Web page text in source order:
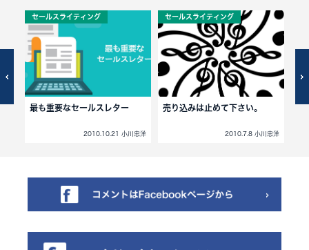
セールスライティング
最も重要なセールスレター
2010.10.21 小川忠洋
セールスライティング
売り込みは止めて下さい。
2010.7.8 小川忠洋